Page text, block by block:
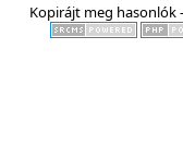
Kopirájt meg hasonlók